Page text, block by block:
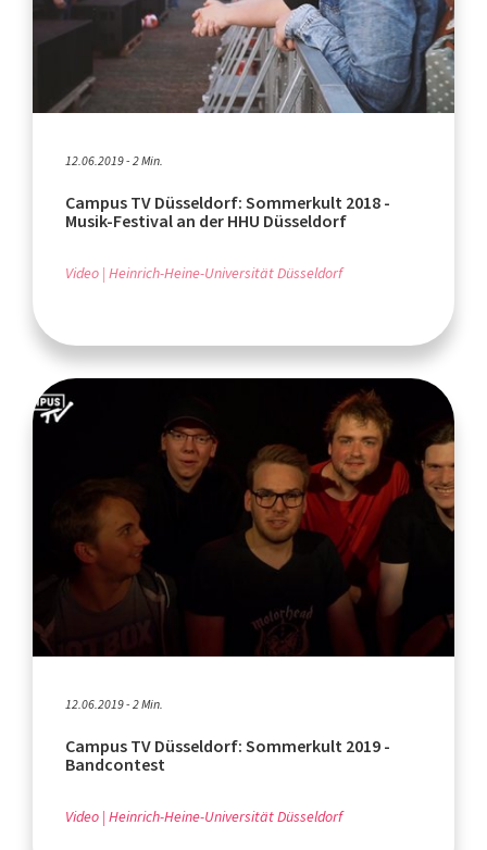
12.06.2019 - 2 Min.
Campus TV Düsseldorf: Sommerkult 2018 -
Musik-Festival an der HHU Düsseldorf
Video Heinrich-Heine-Universität Düsseldorf
12.06.2019 - 2 Min.
Campus TV Düsseldorf: Sommerkult 2019 -
Bandcontest
Video Heinrich-Heine-Universität Düsseldorf